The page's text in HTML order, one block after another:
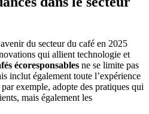
du secteur du café en 2025
qui allient technologie et
écoresponsables ne se limite pas
inclut également toute l’expérience
exemple, adopte des pratiques qui
mais également les